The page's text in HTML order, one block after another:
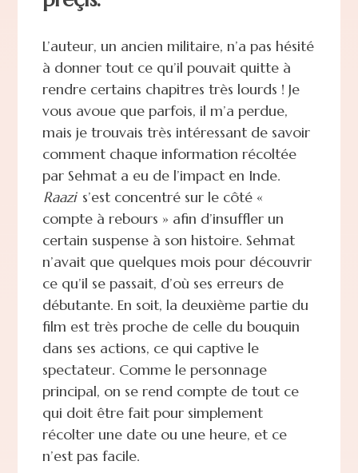
L’auteur, un ancien militaire, n’a pas hésité
à donner tout ce qu’il pouvait quitte à
rendre certains chapitres très lourds ! Je
vous avoue que parfois, il m’a perdue,
mais je trouvais très intéressant de savoir
comment chaque information récoltée
par Sehmat a eu de l’impact en Inde.
Raazi s’est concentré sur le côté «
compte à rebours » afin d’insuffler un
certain suspense à son histoire. Sehmat
n’avait que quelques mois pour découvrir
ce qu’il se passait, d’où ses erreurs de
débutante. En soit, la deuxième partie du
film est très proche de celle du bouquin
dans ses actions, ce qui captive le
spectateur. Comme le personnage
principal, on se rend compte de tout ce
qui doit être fait pour simplement
récolter une date ou une heure, et ce
n’est pas facile.